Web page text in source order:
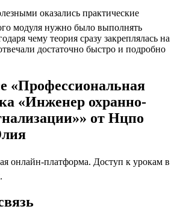
оказались практические
модуля нужно было выполнять
чему теория сразу закреплялась на
достаточно быстро и подробно
«Профессиональная
«Инженер охранно-
от Нцпо
онлайн-платформа. Доступ к урокам в